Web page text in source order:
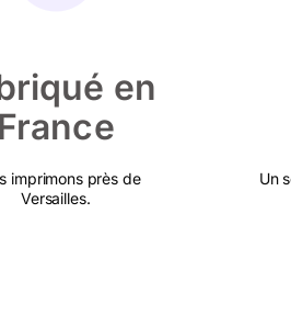
en
France
imprimons près de
Versailles.
Un